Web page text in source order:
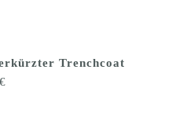
Trenchcoat
€